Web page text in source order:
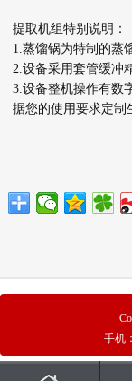
提取机组特别说明：
1.蒸馏锅为特制的蒸
2.设备采用套管缓冲
3.设备整机操作有数
据您的使用要求定制
手机：